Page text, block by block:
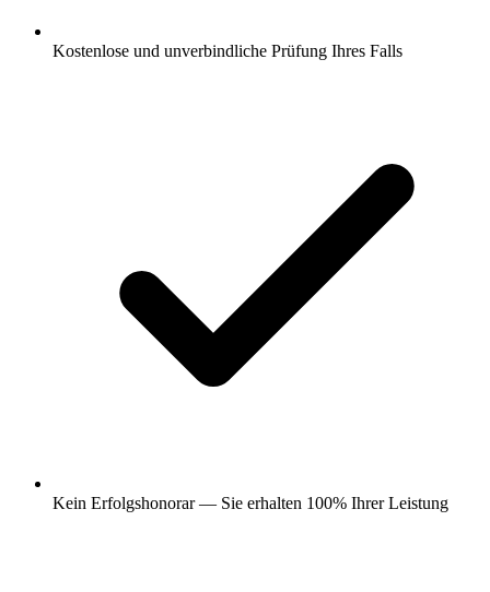
Kostenlose und unverbindliche Prüfung Ihres Falls
Kein Erfolgshonorar — Sie erhalten 100% Ihrer Leistung